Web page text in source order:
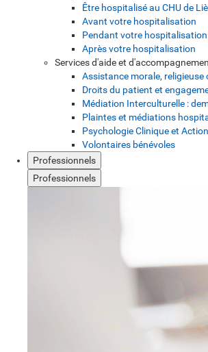
Être hospitalisé au CHU de
Avant votre hospitalisation
Pendant votre hospitalisation
Après votre hospitalisation
Services d'aide et
Assistance morale, religieuse
Droits du patient et
Médiation Interculturelle :
Plaintes et médiations
Psychologie Clinique et
Volontaires bénévoles
Professionnels
Professionnels